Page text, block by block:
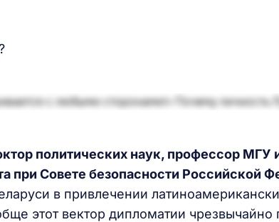
политических наук, профессор
при Совете безопасности Российской
в привлечении
этот вектор дипломатии чрезвычайно